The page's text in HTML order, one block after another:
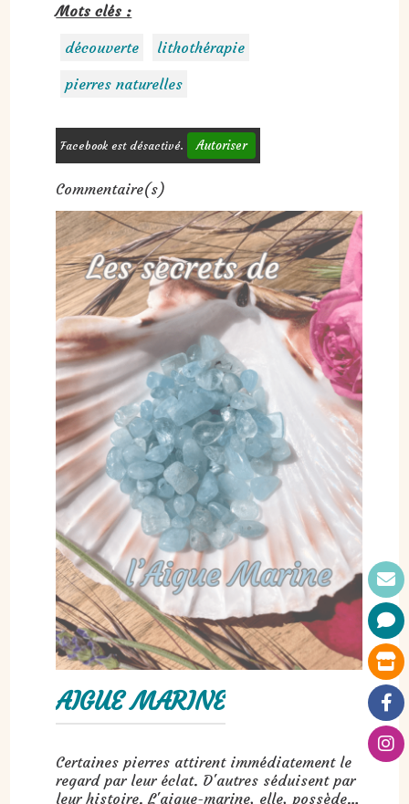
Mots clés :
découverte
lithothérapie
pierres naturelles
Facebook est désactivé. Autoriser
Commentaire(s)
AIGUE MARINE
Certaines pierres attirent immédiatement le
regard par leur éclat. D'autres séduisent par
leur histoire. L'aigue-marine, elle, possède